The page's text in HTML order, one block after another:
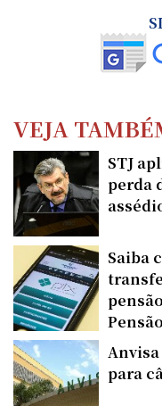
VEJA
STJ
perda
Saiba
para